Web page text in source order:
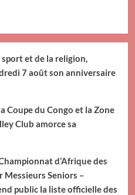
et de la religion,
7 août son anniversaire
Coupe du Congo et la Zone
Club amorce sa
d’Afrique des
Seniors –
public la liste officielle des